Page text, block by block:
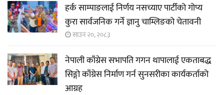
हर्क साम्पाङलाई निर्णय नसच्याए पार्टीको गोप्य
कुरा सार्वजनिक गर्ने ज्ञानु चाम्लिङको चेतावनी
साउन २०, २०८३
नेपाली काँग्रेस सभापति गगन थापालाई एकताबद्ध
सिङ्गो काँग्रेस निर्माण गर्न सुनसरीका कार्यकर्ताको
आग्रह